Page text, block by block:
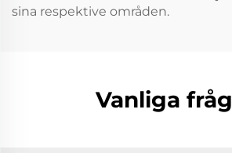
sina respektive områden.
Vanliga